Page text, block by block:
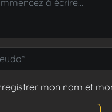
mon nom et